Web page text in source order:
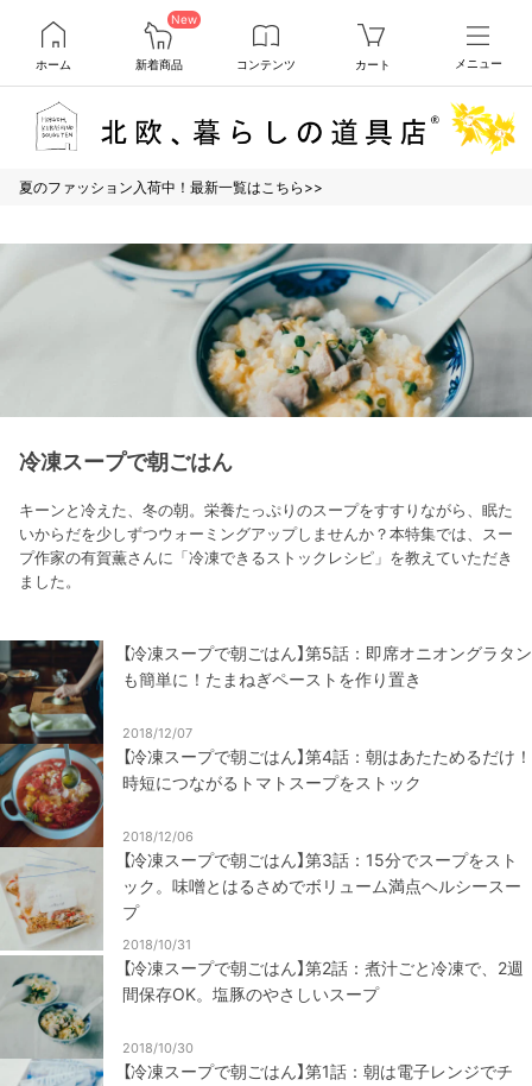
ホーム
New
新着商品 コンテンツ カート メニュー
夏のファッション入荷中！最新一覧はこちら>>
冷凍スープで朝ごはん
キーンと冷えた、冬の朝。栄養たっぷりのスープをすすりながら、眠た
いからだを少しずつウォーミングアップしませんか？本特集では、スー
プ作家の有賀薫さんに「冷凍できるストックレシピ」を教えていただき
ました。
【冷凍スープで朝ごはん】第5話：即席オニオングラタン
も簡単に！たまねぎペーストを作り置き
2018/12/07
【冷凍スープで朝ごはん】第4話：朝はあたためるだけ！
時短につながるトマトスープをストック
2018/12/06
【冷凍スープで朝ごはん】第3話：15分でスープをスト
ック。味噌とはるさめでボリューム満点ヘルシースー
プ
2018/10/31
【冷凍スープで朝ごはん】第2話：煮汁ごと冷凍で、2週
間保存OK。塩豚のやさしいスープ
2018/10/30
【冷凍スープで朝ごはん】第1話：朝は電子レンジでチ